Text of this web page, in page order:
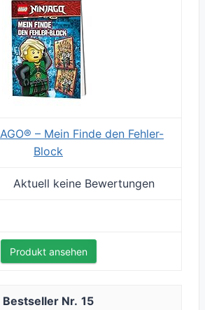
– Mein Finde den Fehler-
Block
Aktuell keine Bewertungen
Produkt ansehen
15